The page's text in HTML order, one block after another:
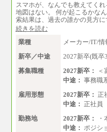
スマホが、なんでも教えてく
地図はない。 何が起こるかな
索結果は、過去の誰かの見方に
続きを読む
業種
メーカー/IT/情
新卒／中途
2027新卒(既卒
募集職種
2027新卒：
＜
中途： 事務職
雇用形態
2027新卒： 正
中途： 正社員
勤務地
2027新卒：
中途： ポジシ